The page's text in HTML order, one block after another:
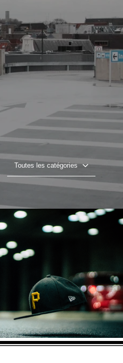
Toutes les catégories
Lire la vidéo